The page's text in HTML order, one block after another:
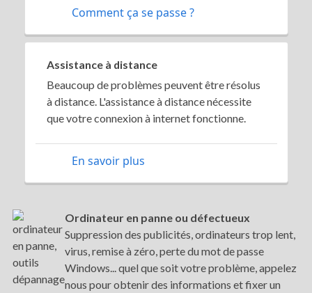
Comment ça se passe ?
Assistance à distance
Beaucoup de problèmes peuvent être résolus
à distance. L'assistance à distance nécessite
que votre connexion à internet fonctionne.
En savoir plus
Ordinateur en panne ou défectueux
Suppression des publicités, ordinateurs trop lent,
virus, remise à zéro, perte du mot de passe
Windows... quel que soit votre problème, appelez
nous pour obtenir des informations et fixer un